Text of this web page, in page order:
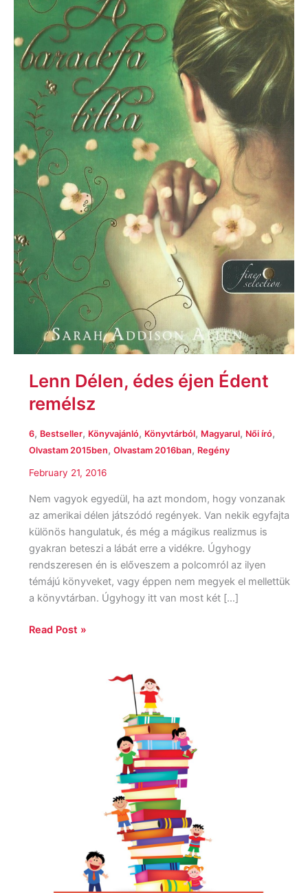
Lenn Délen, édes éjen Édent
remélsz
6, Bestseller, Könyvajánló, Könyvtárból, Magyarul, Női író,
Olvastam 2015ben, Olvastam 2016ban, Regény
February 21, 2016
Nem vagyok egyedül, ha azt mondom, hogy vonzanak
az amerikai délen játszódó regények. Van nekik egyfajta
különös hangulatuk, és még a mágikus realizmus is
gyakran beteszi a lábát erre a vidékre. Úgyhogy
rendszeresen én is előveszem a polcomról az ilyen
témájú könyveket, vagy éppen nem megyek el mellettük
a könyvtárban. Úgyhogy itt van most két […]
Read Post »